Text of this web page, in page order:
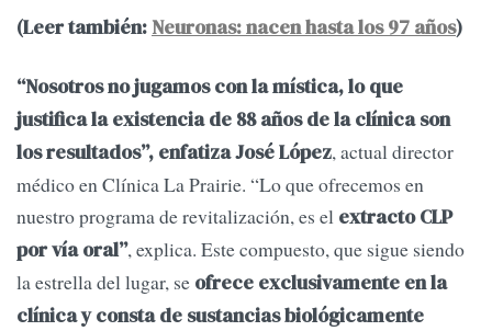
(Leer también: Neuronas: nacen hasta los 97 años)
“Nosotros no jugamos con la mística, lo que
justifica la existencia de 88 años de la clínica son
los resultados”, enfatiza José López, actual director
médico en Clínica La Prairie. “Lo que ofrecemos en
nuestro programa de revitalización, es el extracto CLP
por vía oral”, explica. Este compuesto, que sigue siendo
la estrella del lugar, se ofrece exclusivamente en la
clínica y consta de sustancias biológicamente